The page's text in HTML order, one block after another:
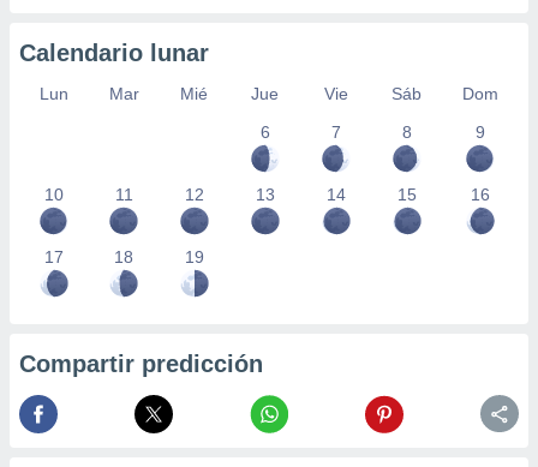
Calendario lunar
Lun Mar Mié Jue Vie Sáb
Dom
6
7 8 9
10 11 12 13 14 15 16
17 18 19
Compartir predicción